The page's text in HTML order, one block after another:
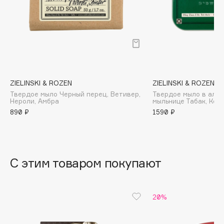
Basicare
Batiste
Beauty Bomb
ZIELINSKI & ROZEN
Твердое мыло Черный перец, Ветивер,
Нероли, Амбра
890 ₽
ZIELINSKI & ROZEN
Твердое мыло в
мыльнице Табак,
1590 ₽
С этим товаром покупают
20%